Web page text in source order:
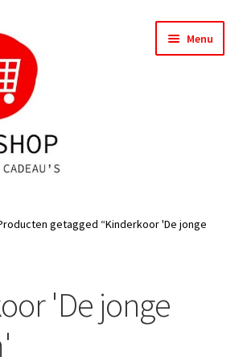
Menu
getagged “Kinderkoor 'De jonge
'De jonge